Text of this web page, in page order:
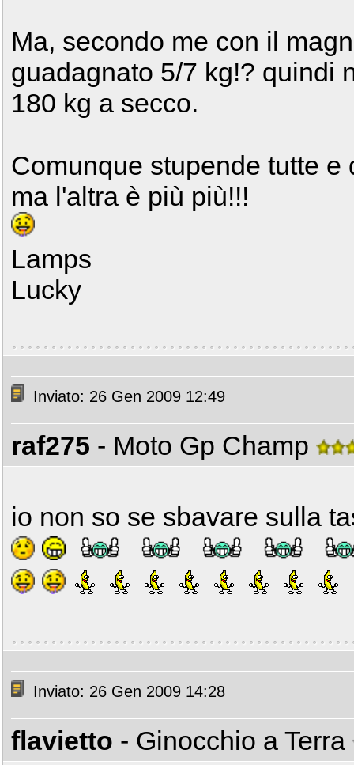
Ma, secondo me con il
guadagnato 5/7 kg!? quindi
180 kg a secco.
Comunque stupende tutte
ma l'altra è più più!!!
Lamps
Lucky
Inviato: 26 Gen 2009 12:49
raf275 - Moto Gp Champ
io non so se sbavare sulla
Inviato: 26 Gen 2009 14:28
flavietto - Ginocchio a Terra